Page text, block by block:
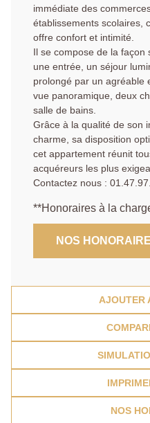
immédiate des
établissements scolaires,
offre confort et intimité.
Il se compose de la façon
une entrée, un séjour
prolongé par un agréable
vue panoramique, deux
salle de bains.
Grâce à la qualité de son
charme, sa disposition
cet appartement réunit
acquéreurs les plus
Contactez nous :
**Honoraires à la
NOS
AJOUTER
NOS